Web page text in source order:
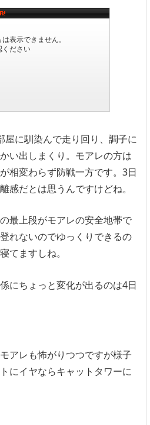
屋に馴染んで走り回り、調子に
い出しまくり。モアレの方は
相変わらず防戦一方です。3日
感だとは思うんですけどね。
最上段がモアレの安全地帯で
れないのでゆっくりできるの
てますしね。
にちょっと変化が出るのは4日
アレも怖がりつつですが様子
にイヤならキャットタワーに